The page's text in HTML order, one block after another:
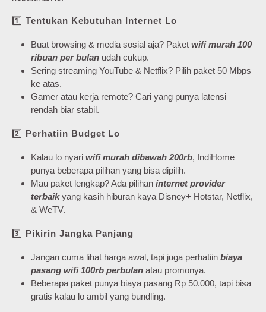
1️⃣ Tentukan Kebutuhan Internet Lo
Buat browsing & media sosial aja? Paket wifi murah 100
ribuan per bulan udah cukup.
Sering streaming YouTube & Netflix? Pilih paket 50 Mbps
ke atas.
Gamer atau kerja remote? Cari yang punya latensi
rendah biar stabil.
2️⃣ Perhatiin Budget Lo
Kalau lo nyari wifi murah dibawah 200rb, IndiHome
punya beberapa pilihan yang bisa dipilih.
Mau paket lengkap? Ada pilihan internet provider
terbaikyang kasih hiburan kaya Disney+ Hotstar, Netflix,
& WeTV.
3️⃣ Pikirin Jangka Panjang
Jangan cuma lihat harga awal, tapi juga perhatiin biaya
pasang wifi 100rb perbulan atau promonya.
Beberapa paket punya biaya pasang Rp 50.000, tapi bisa
gratis kalau lo ambil yang bundling.